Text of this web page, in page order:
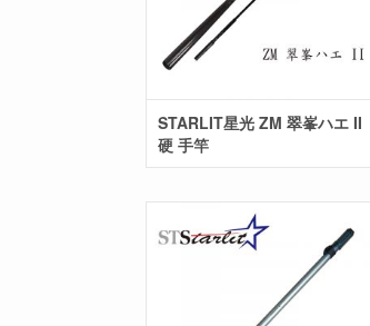
STARLIT星光 ZM 翠峯ハエ II
硬 手竿